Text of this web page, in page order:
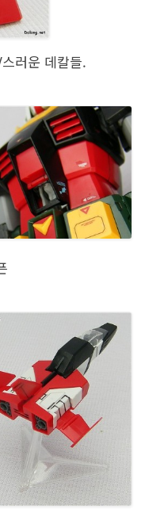
러운 데칼들.